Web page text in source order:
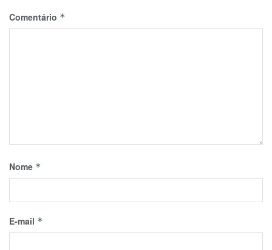
Comentário *
Nome *
E-mail *